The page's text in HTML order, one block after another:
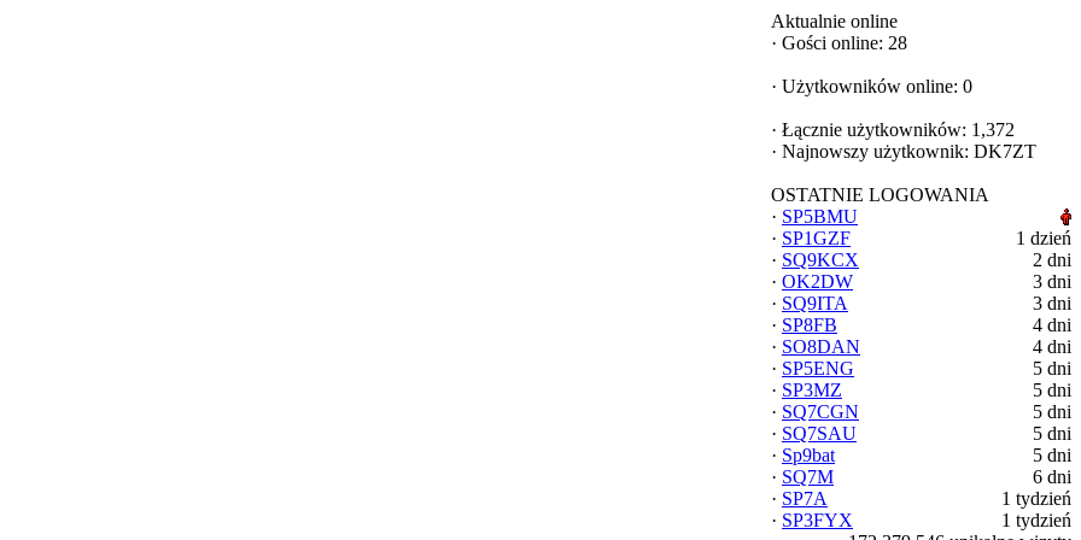
Aktualnie online
· Gości online: 28
· Użytkowników online: 0
· Łącznie użytkowników: 1,372
· Najnowszy użytkownik: DK7ZT
OSTATNIE LOGOWANIA
· SP5BMU
· SP1GZF
1 dzień
· SQ9KCX
2 dni
· OK2DW
3 dni
· SQ9ITA
3 dni
· SP8FB
4 dni
· SO8DAN
4 dni
· SP5ENG
5 dni
· SP3MZ
5 dni
· SQ7CGN
5 dni
· SQ7SAU
5 dni
· Sp9bat
5 dni
· SQ7M
6 dni
· SP7A
1 tydzień
· SP3FYX
1 tydzień